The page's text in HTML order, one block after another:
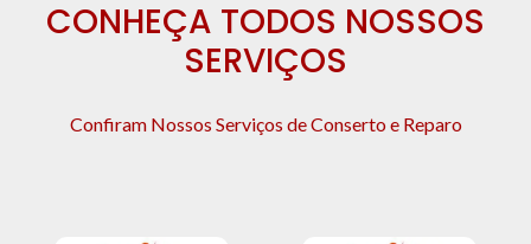
CONHEÇA TODOS NOSSOS
SERVIÇOS
Confiram Nossos Serviços de Conserto e Reparo